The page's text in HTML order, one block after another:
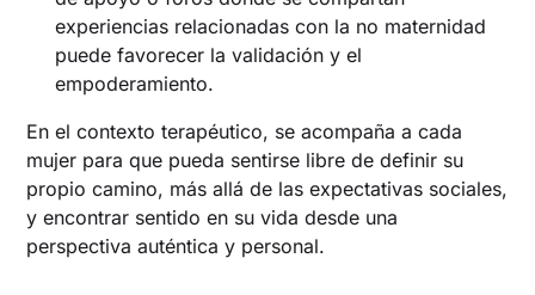
experiencias relacionadas con la no maternidad
puede favorecer la validación y el
empoderamiento.
En el contexto terapéutico, se acompaña a cada
mujer para que pueda sentirse libre de definir su
propio camino, más allá de las expectativas sociales,
y encontrar sentido en su vida desde una
perspectiva auténtica y personal.